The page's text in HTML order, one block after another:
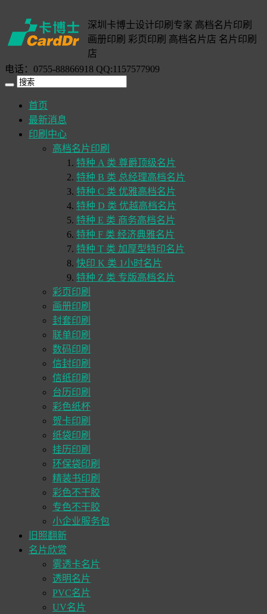
深圳卡博士设计印刷专家 高档名片印刷
画册印刷 彩页印刷 高档名片店 名片印刷
店
电话：0755-88866918 QQ:1157577909
首页
最新消息
印刷中心
高档名片印刷
特种 A 类 尊爵顶级名片
特种 B 类 总经理高档名片
特种 C 类 优雅高档名片
特种 D 类 优越高档名片
特种 E 类 商务高档名片
特种 F 类 经济典雅名片
特种 T 类 加厚型特印名片
快印 K 类 1小时名片
特种 Z 类 专版高档名片
彩页印刷
画册印刷
封套印刷
联单印刷
数码印刷
信封印刷
信纸印刷
台历印刷
彩色纸杯
贺卡印刷
纸袋印刷
挂历印刷
环保袋印刷
精装书印刷
彩色不干胶
专色不干胶
小企业服务包
旧照翻新
名片欣赏
雾透卡名片
透明名片
PVC名片
UV名片